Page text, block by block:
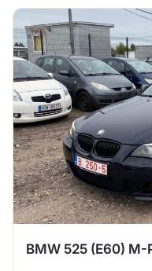
BMW 525 (E60) M-